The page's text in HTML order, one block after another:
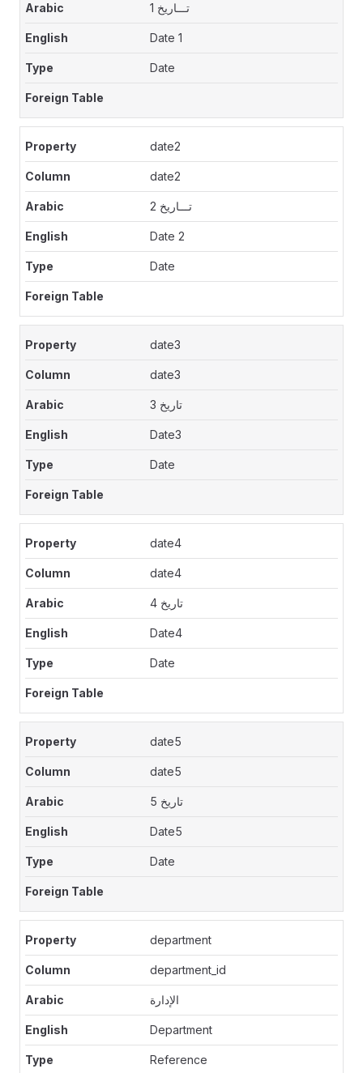
تـــاريخ 1
Date 1
Date
date2
date2
تـــاريخ 2
Date 2
Date
date3
date3
تاريخ 3
Date3
Date
date4
date4
تاريخ 4
Date4
Date
date5
date5
تاريخ 5
Date5
Date
department
department_id
الإدارة
Department
Reference